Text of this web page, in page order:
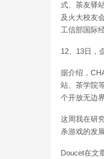
式、茶友驿
及火大校友
工信部国际
12、13日，
据介绍，
站、茶学院
个开放无边
这周我在研
杀游戏的发
Doucet在文